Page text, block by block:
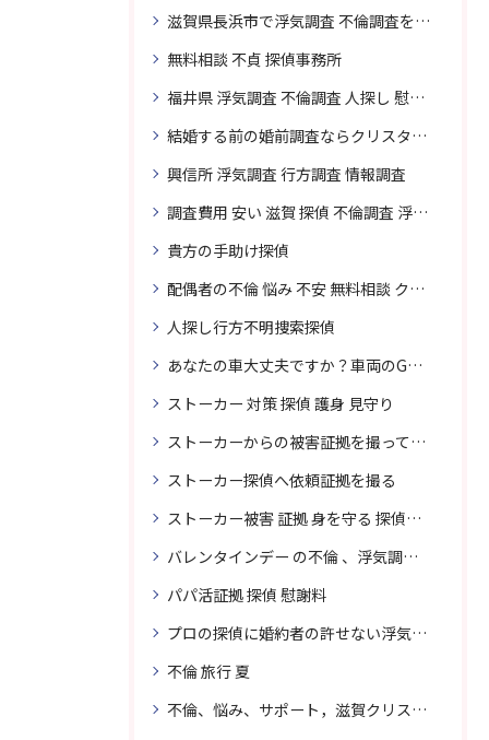
滋賀県長浜市で浮気調査 不倫調査を頼むなら
無料相談 不貞 探偵事務所
福井県 浮気調査 不倫調査 人探し 慰謝料 請求 裁判 相談 探偵 探偵事務所
結婚する前の婚前調査ならクリスタル探偵事務所へお問い合わせ
興信所 浮気調査 行方調査 情報調査
調査費用 安い 滋賀 探偵 不倫調査 浮気調査
貴方の手助け探偵
配偶者の不倫 悩み 不安 無料相談 クリスタル探偵事務所
人探し行方不明捜索探偵
あなたの車大丈夫ですか？車両のGPS捜索なら滋賀クリスタル探偵事務所
ストーカー 対策 探偵 護身 見守り
ストーカーからの被害証拠を撮って貴女を護ります
ストーカー探偵へ依頼証拠を撮る
ストーカー被害 証拠 身を守る 探偵に頼む
バレンタインデー の不倫 、浮気調査に強い探偵
パパ活証拠 探偵 慰謝料
プロの探偵に婚約者の許せない浮気、無料相談で解決
不倫 旅行 夏
不倫、悩み、サポート，滋賀クリスタル探偵